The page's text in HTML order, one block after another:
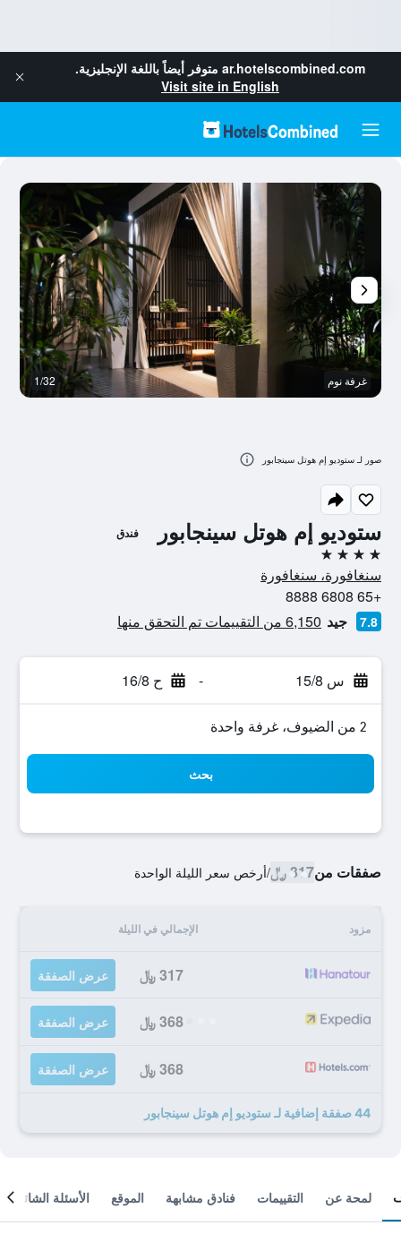
ar.hotelscombined.com متوفر أيضاً باللغة الإنجليزية.
Visit site in English
ستوديو إم هوتل سينجابور فندق
4 نجوم
سنغافورة، سنغافورة
+65 6808 8888
7.8 جيد 6,150 من التقييمات تم التحقق منها
س 15/8 - ح 16/8
2 من الضيوف، غرفة واحدة
بحث
صفقات من317 ﷼ /أرخص سعر الليلة الواحدة
مزود الإجمالي في الليلة
317 ﷼ عرض الصفقة
368 ﷼ عرض الصفقة
368 ﷼ عرض الصفقة
44 صفقة إضافية لـ ستوديو إم هوتل سينجابور
غرفة نوم 1/32
صور لـ ستوديو إم هوتل سينجابور
لمحة عن التقييمات فنادق مشابهة الموقع الأسئلة الشائعة